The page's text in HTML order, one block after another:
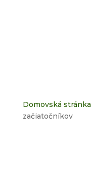
Domovská stránka
začiatočníkov